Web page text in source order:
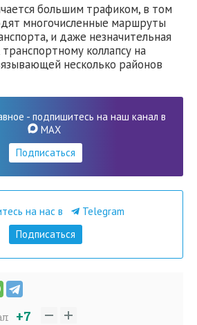
большим трафиком, в том
многочисленные маршруты
и даже незначительная
коллапсу на
несколько районов
- подпишитесь на наш канал в
MAX
Подписаться
на нас в
Telegram
Подписаться
+7